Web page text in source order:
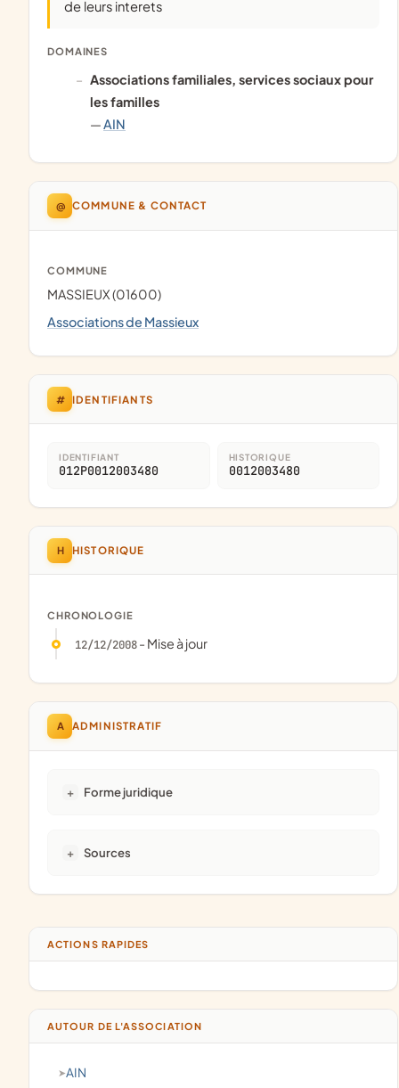
de leurs interets
DOMAINES
associations familiales, services sociaux pour
les familles
—AIN
@ COMMUNE & CONTACT
COMMUNE
MASSIEUX (01600)
Associations de Massieux
# IDENTIFIANTS
IDENTIFIANT
012P0012003480
HISTORIQUE
0012003480
H HISTORIQUE
CHRONOLOGIE
12/12/2008- Mise à jour
A ADMINISTRATIF
Forme juridique
Sources
ACTIONS RAPIDES
AUTOUR DE L'ASSOCIATION
AIN